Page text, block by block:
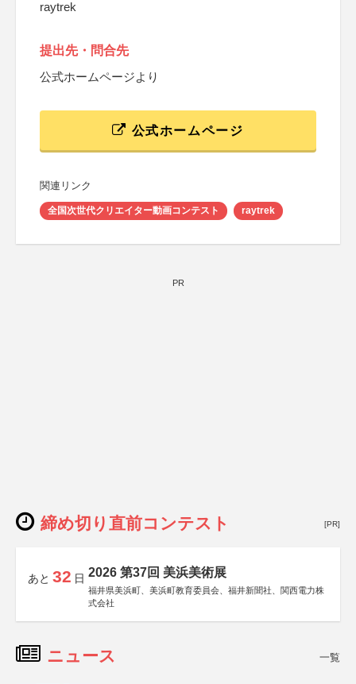
raytrek
提出先・問合先
公式ホームページより
公式ホームページ
関連リンク
全国次世代クリエイター動画コンテスト raytrek
PR
締め切り直前コンテスト [PR]
あと 32 日 2026 第37回 美浜美術展
福井県美浜町、美浜町教育委員会、福井新聞社、関西電力株
式会社
ニュース 一覧